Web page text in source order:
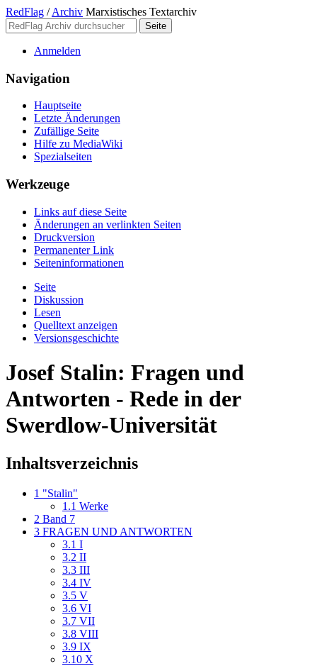
RedFlag / Archiv Marxistisches Textarchiv
Anmelden
Navigation
Hauptseite
Letzte Änderungen
Zufällige Seite
Hilfe zu MediaWiki
Spezialseiten
Werkzeuge
Links auf diese Seite
Änderungen an verlinkten Seiten
Druckversion
Permanenter Link
Seiten­­informationen
Seite
Diskussion
Lesen
Quelltext anzeigen
Versionsgeschichte
Josef Stalin: Fragen und
Antworten - Rede in der
Swerdlow-Universität
Inhaltsverzeichnis
1 "Stalin"
1.1 Werke
2 Band 7
3 FRAGEN UND ANTWORTEN
3.1 I
3.2 II
3.3 III
3.4 IV
3.5 V
3.6 VI
3.7 VII
3.8 VIII
3.9 IX
3.10 X